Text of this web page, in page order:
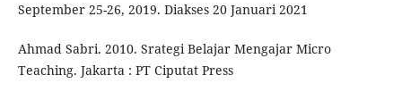
September 25-26, 2019. Diakses 20 Januari 2021
Ahmad Sabri. 2010. Srategi Belajar Mengajar Micro
Teaching. Jakarta : PT Ciputat Press